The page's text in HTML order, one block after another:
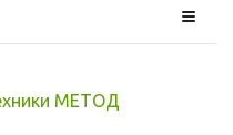
МЕТОД